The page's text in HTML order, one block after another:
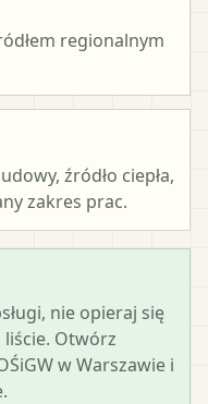
regionalnym
źródło ciepła,
zakres prac.
nie opieraj się
Otwórz
w Warszawie i